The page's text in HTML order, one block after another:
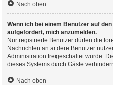
Nach oben
Wenn ich bei einem Benutzer auf
aufgefordert, mich anzumelden.
Nur registrierte Benutzer dürfen die
Nachrichten an andere Benutzer
Administration freigeschaltet wurde.
dieses Systems durch Gäste
Nach oben